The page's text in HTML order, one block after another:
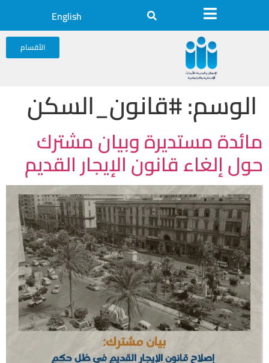
English
الأقسام
الوسم:#قانون_السكن
مائدة مستديرة وبيان مشترك
حول إلغاء قانون الإيجار القديم